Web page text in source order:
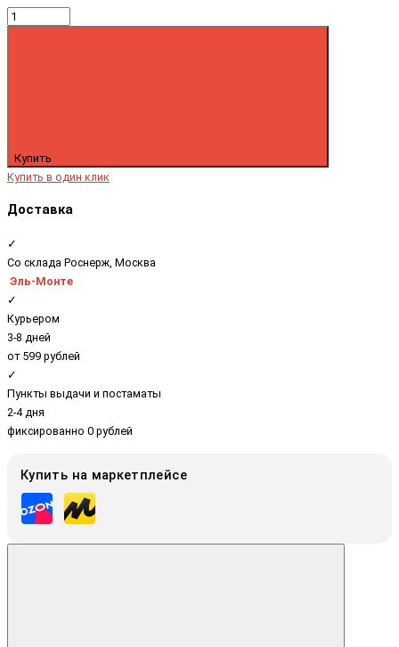
Купить
Купить в один клик
Доставка
✓
Со склада Роснерж, Москва
Эль-Монте
✓
Курьером
3-8 дней
от 599 рублей
✓
Пункты выдачи и постаматы
2-4 дня
фиксированно 0 рублей
Купить на маркетплейсе